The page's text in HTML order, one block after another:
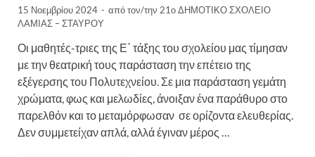
15 Νοεμβρίου 2024 - από τον/την 21ο ΔΗΜΟΤΙΚΟ ΣΧΟΛΕΙΟ
ΛΑΜΙΑΣ – ΣΤΑΥΡΟΥ
Οι μαθητές-τριες της Ε΄ τάξης του σχολείου μας τίμησαν
με την θεατρική τους παράσταση την επέτειο της
εξέγερσης του Πολυτεχνείου. Σε μια παράσταση γεμάτη
χρώματα, φως και μελωδίες, άνοιξαν ένα παράθυρο στο
παρελθόν και το μεταμόρφωσαν σε ορίζοντα ελευθερίας.
Δεν συμμετείχαν απλά, αλλά έγιναν μέρος …